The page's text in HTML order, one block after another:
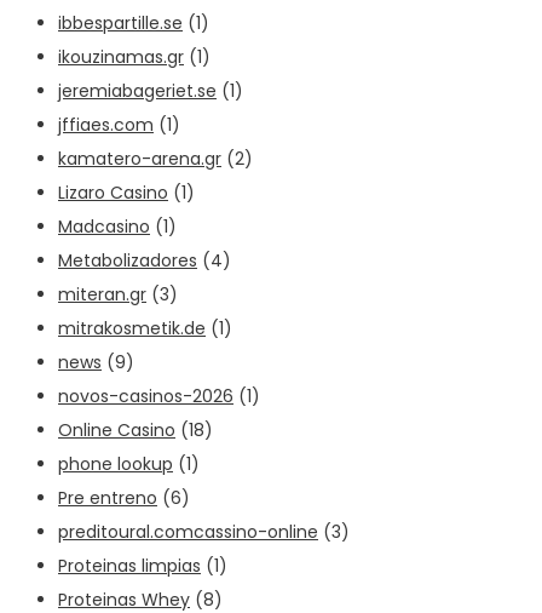
ibbespartille.se (1)
ikouzinamas.gr (1)
jeremiabageriet.se (1)
jffiaes.com (1)
kamatero-arena.gr (2)
Lizaro Casino (1)
Madcasino (1)
Metabolizadores (4)
miteran.gr (3)
mitrakosmetik.de (1)
news (9)
novos-casinos-2026 (1)
Online Casino (18)
phone lookup (1)
Pre entreno (6)
preditoural.comcassino-online (3)
Proteinas limpias (1)
Proteinas Whey (8)